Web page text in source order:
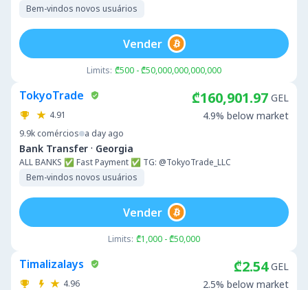
Bem-vindos novos usuários
Limits: ₾500 - ₾50,000,000,000,000
Vender
TokyoTrade
4.91
9.9k comércios a day ago
Bank Transfer · Georgia
ALL BANKS ✅ Fast Payment ✅ TG: @TokyoTrade_LLC
Bem-vindos novos usuários
₾160,901.97 GEL
4.9% below market
Limits: ₾1,000 - ₾50,000
Vender
Timalizalays
4.96
₾2.54 GEL
2.5% below market